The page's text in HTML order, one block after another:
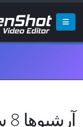
آرشیوها 8 سپتامبر 2008